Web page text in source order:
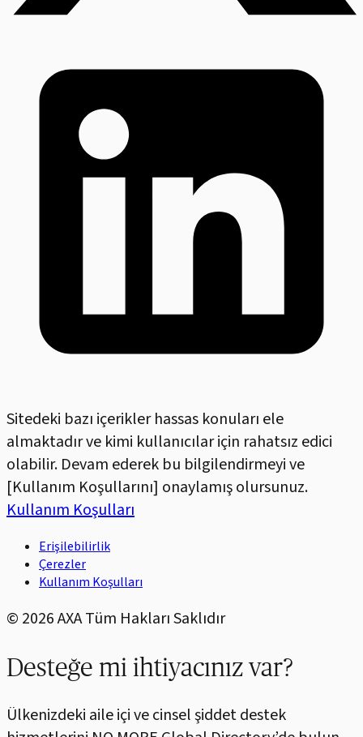
Sitedeki bazı içerikler hassas konuları ele
almaktadır ve kimi kullanıcılar için rahatsız edici
olabilir. Devam ederek bu bilgilendirmeyi ve
[Kullanım Koşullarını] onaylamış olursunuz.
Kullanım Koşulları
Erişilebilirlik
Çerezler
Kullanım Koşulları
© 2026AXA Tüm Hakları Saklıdır
Desteğe mi ihtiyacınız var?
Ülkenizdeki aile içi ve cinsel şiddet destek